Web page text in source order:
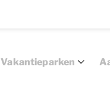
Vakantieparken